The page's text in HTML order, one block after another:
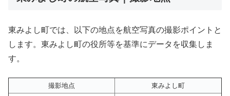
東みよし町では、以下の地点を航空写真の撮影ポイントと
します。東みよし町の役所等を基準にデータを収集しま
す。
撮影地点
東みよし町